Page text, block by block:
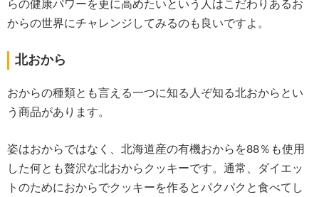
らの健康パワーを更に高めたいという人はこだわりあるお
からの世界にチャレンジしてみるのも良いですよ。
北おから
おからの種類とも言える一つに知る人ぞ知る北おからとい
う商品があります。
姿はおからではなく、北海道産の有機おからを88％も使用
した何とも贅沢な北おからクッキーです。通常、ダイエッ
トのためにおからでクッキーを作るとパクパクと食べてし